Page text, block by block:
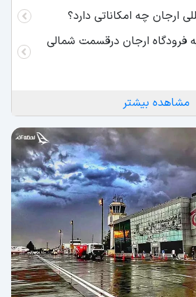
ارجان چه امکاناتی دارد؟
فرودگاه ارجان درقسمت شمالی
مشاهده بیشتر